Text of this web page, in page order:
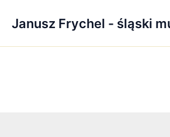
Janusz Frychel - śląski